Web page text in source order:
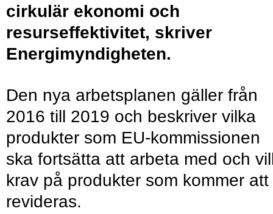
cirkulär ekonomi och
resurseffektivitet, skriver
Energimyndigheten.
Den nya arbetsplanen gäller från
2016 till 2019 och beskriver vilka
produkter som EU-kommissionen
ska fortsätta att arbeta med och
krav på produkter som kommer att
revideras.